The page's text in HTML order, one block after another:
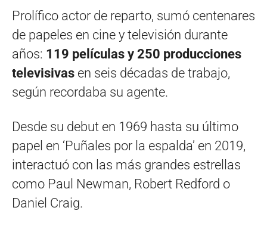
Prolífico actor de reparto, sumó centenares
de papeles en cine y televisión durante
años: 119 películas y 250 producciones
televisivas en seis décadas de trabajo,
según recordaba su agente.
Desde su debut en 1969 hasta su último
papel en ‘Puñales por la espalda’ en 2019,
interactuó con las más grandes estrellas
como Paul Newman, Robert Redford o
Daniel Craig.